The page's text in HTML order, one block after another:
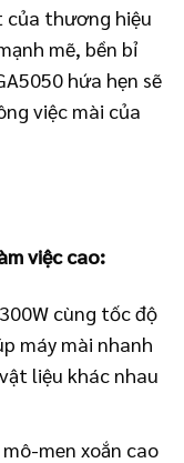
của thương hiệu
mẽ, bền bỉ
hứa hẹn sẽ
việc mài của
việc cao:
cùng tốc độ
máy mài nhanh
liệu khác nhau
men xoắn cao